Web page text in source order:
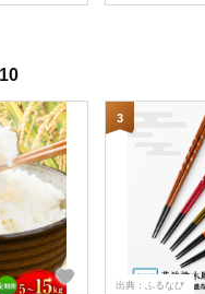
3
出典：ふるなび